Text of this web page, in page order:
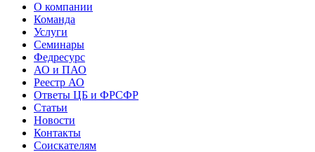
О компании
Команда
Услуги
Семинары
Федресурс
АО и ПАО
Реестр АО
Ответы ЦБ и ФРСФР
Статьи
Новости
Контакты
Соискателям